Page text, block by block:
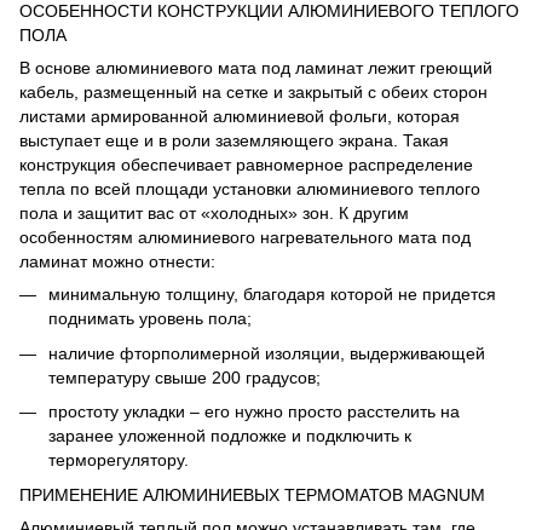
ОСОБЕННОСТИ КОНСТРУКЦИИ АЛЮМИНИЕВОГО ТЕПЛОГО
ПОЛА
В основе алюминиевого мата под ламинат лежит греющий
кабель, размещенный на сетке и закрытый с обеих сторон
листами армированной алюминиевой фольги, которая
выступает еще и в роли заземляющего экрана. Такая
конструкция обеспечивает равномерное распределение
тепла по всей площади установки алюминиевого теплого
пола и защитит вас от «холодных» зон. К другим
особенностям алюминиевого нагревательного мата под
ламинат можно отнести:
минимальную толщину, благодаря которой не придется
поднимать уровень пола;
наличие фторполимерной изоляции, выдерживающей
температуру свыше 200 градусов;
простоту укладки – его нужно просто расстелить на
заранее уложенной подложке и подключить к
терморегулятору.
ПРИМЕНЕНИЕ АЛЮМИНИЕВЫХ ТЕРМОМАТОВ MAGNUM